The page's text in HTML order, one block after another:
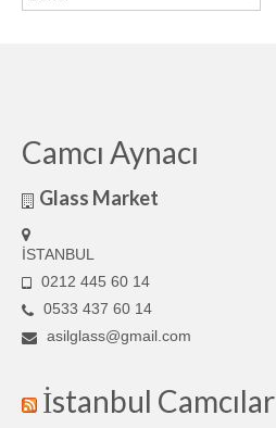
Camcı Aynacı
Glass Market
İSTANBUL
0212 445 60 14
0533 437 60 14
asilglass@gmail.com
İstanbul Camcılar